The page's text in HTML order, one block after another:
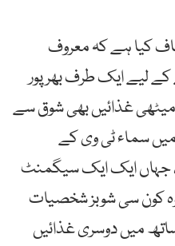
کیا ہے کہ معروف
کے لیے ایک طرف بھرپور
غذائیں بھی شوق سے
سماء ٹی وی کے
جہاں ایک ایک سیگمنٹ
کون سی شوبز شخصیات
میں دوسری غذائیں